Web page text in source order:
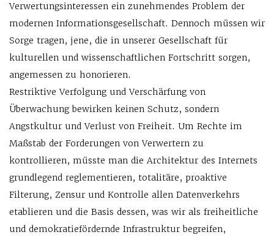
Verwertungsinteressen ein zunehmendes Problem der
modernen Informationsgesellschaft. Dennoch müssen wir
Sorge tragen, jene, die in unserer Gesellschaft für
kulturellen und wissenschaftlichen Fortschritt sorgen,
angemessen zu honorieren.
Restriktive Verfolgung und Verschärfung von
Überwachung bewirken keinen Schutz, sondern
Angstkultur und Verlust von Freiheit. Um Rechte im
Maßstab der Forderungen von Verwertern zu
kontrollieren, müsste man die Architektur des Internets
grundlegend reglementieren, totalitäre, proaktive
Filterung, Zensur und Kontrolle allen Datenverkehrs
etablieren und die Basis dessen, was wir als freiheitliche
und demokratiefördernde Infrastruktur begreifen,